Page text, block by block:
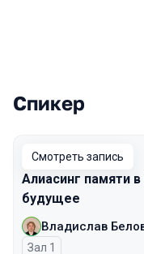
Выступления
Спикер
Смотреть запись
Алиасинг памяти
будущее
Владислав
Зал 1